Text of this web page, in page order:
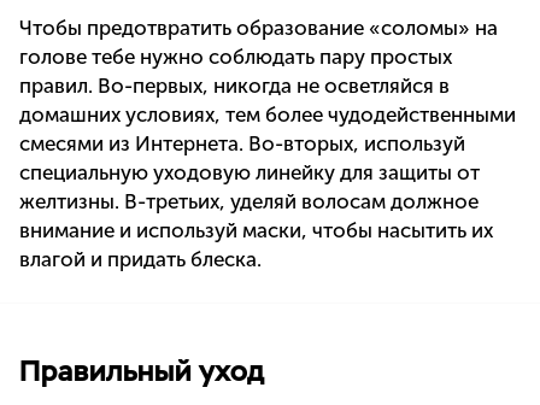
Чтобы предотвратить образование «соломы» на
голове тебе нужно соблюдать пару простых
правил. Во-первых, никогда не осветляйся в
домашних условиях, тем более чудодейственными
смесями из Интернета. Во-вторых, используй
специальную уходовую линейку для защиты от
желтизны. В-третьих, уделяй волосам должное
внимание и используй маски, чтобы насытить их
влагой и придать блеска.
Правильный уход